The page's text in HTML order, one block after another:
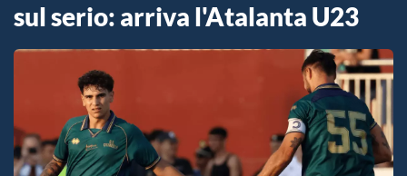
sul serio: arriva l'Atalanta U23